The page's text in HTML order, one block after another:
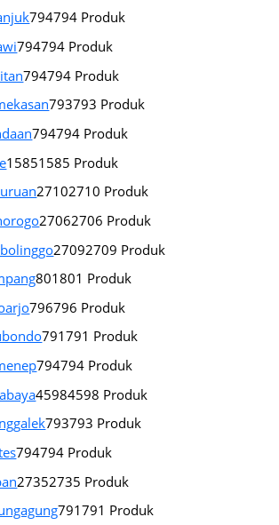
794794 Produk
794794 Produk
794794 Produk
793793 Produk
794794 Produk
15851585 Produk
27102710 Produk
27062706 Produk
27092709 Produk
801801 Produk
796796 Produk
791791 Produk
794794 Produk
45984598 Produk
793793 Produk
794794 Produk
27352735 Produk
791791 Produk